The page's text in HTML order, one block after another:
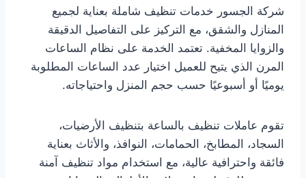
شركة الجسور خدمات تنظيف شاملة بعناية لجميع
المنازل والشقق، مع التركيز على التفاصيل الدقيقة
والزوايا المخفية. تعتمد الخدمة على نظام الساعات
المرن الذي يتيح للعميل اختيار عدد الساعات المطلوبة
يوميًا أو أسبوعيًا حسب حجم المنزل واحتياجاته.
تقوم عاملات تنظيف بالساعة بتنظيف الأرضيات،
السجاد، المطابخ، الحمامات، النوافذ، والأثاث بعناية
فائقة واحترافية عالية، مع استخدام مواد تنظيف آمنة